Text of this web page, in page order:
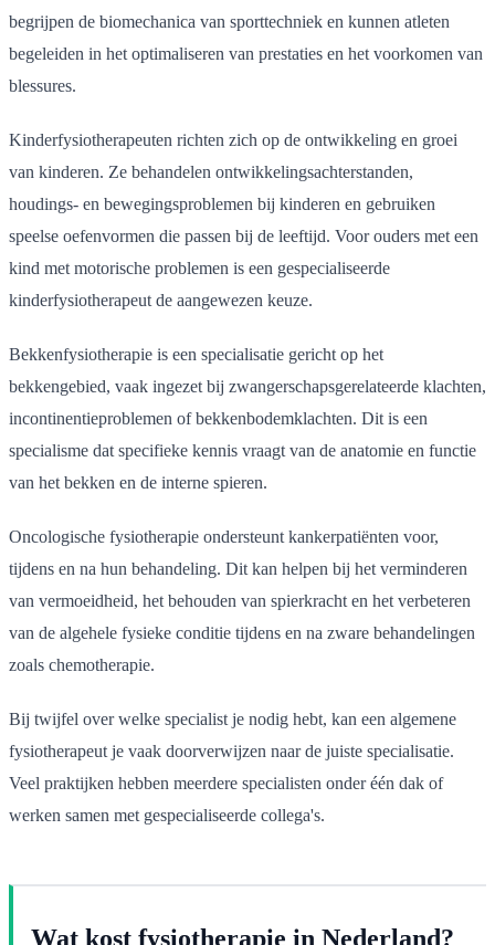
begrijpen de biomechanica van sporttechniek en kunnen atleten
begeleiden in het optimaliseren van prestaties en het voorkomen van
blessures.
Kinderfysiotherapeuten richten zich op de ontwikkeling en groei
van kinderen. Ze behandelen ontwikkelingsachterstanden,
houdings- en bewegingsproblemen bij kinderen en gebruiken
speelse oefenvormen die passen bij de leeftijd. Voor ouders met een
kind met motorische problemen is een gespecialiseerde
kinderfysiotherapeut de aangewezen keuze.
Bekkenfysiotherapie is een specialisatie gericht op het
bekkengebied, vaak ingezet bij zwangerschapsgerelateerde klachten,
incontinentieproblemen of bekkenbodemklachten. Dit is een
specialisme dat specifieke kennis vraagt van de anatomie en functie
van het bekken en de interne spieren.
Oncologische fysiotherapie ondersteunt kankerpatiënten voor,
tijdens en na hun behandeling. Dit kan helpen bij het verminderen
van vermoeidheid, het behouden van spierkracht en het verbeteren
van de algehele fysieke conditie tijdens en na zware behandelingen
zoals chemotherapie.
Bij twijfel over welke specialist je nodig hebt, kan een algemene
fysiotherapeut je vaak doorverwijzen naar de juiste specialisatie.
Veel praktijken hebben meerdere specialisten onder één dak of
werken samen met gespecialiseerde collega's.
Wat kost fysiotherapie in Nederland?